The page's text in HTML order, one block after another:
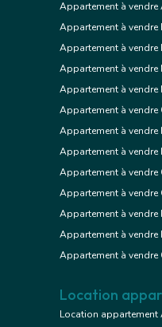
Appartement à vendre
Appartement à
Appartement à vendre
Appartement à vendre
Appartement à
Appartement à vendre
Appartement à vendre
Appartement à vendre
Appartement à vendre
Appartement à vendre
Appartement à vendre
Appartement à vendre
Appartement à vendre
Location
Location appartement